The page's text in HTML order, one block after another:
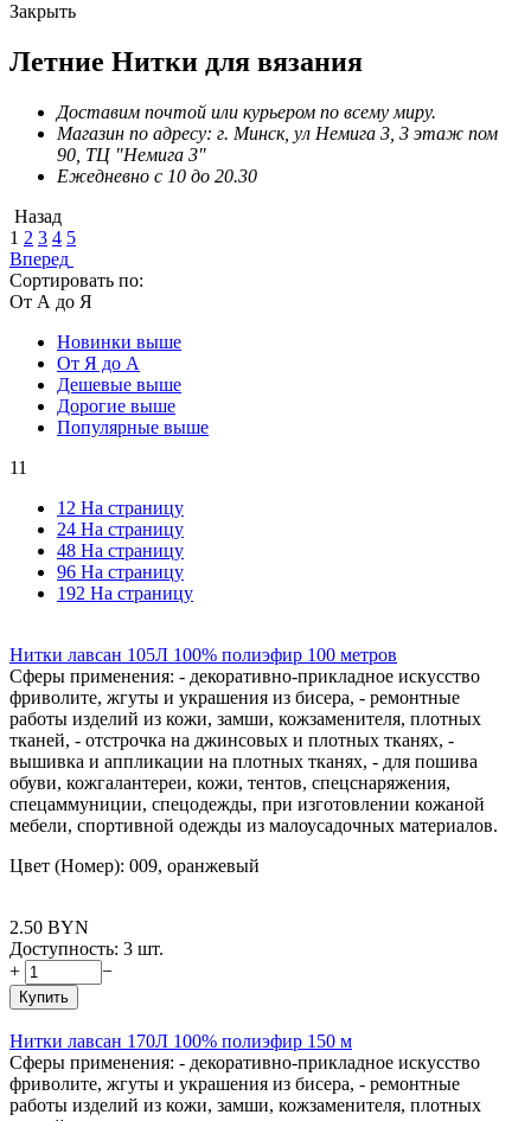
Закрыть
Летние Нитки для вязания
Доставим почтой или курьером по всему миру.
Магазин по адресу: г. Минск, ул Немига 3, 3 этаж пом
90, ТЦ "Немига 3"
Ежедневно с 10 до 20.30
Назад
1 2 3 4 5
Вперед
Сортировать по:
От А до Я
Новинки выше
От Я до А
Дешевые выше
Дорогие выше
Популярные выше
11
12 На страницу
24 На страницу
48 На страницу
96 На страницу
192 На страницу
Нитки лавсан 105Л 100% полиэфир 100 метров
Сферы применения: - декоративно-прикладное искусство
фриволите, жгуты и украшения из бисера, - ремонтные
работы изделий из кожи, замши, кожзаменителя, плотных
тканей, - отстрочка на джинсовых и плотных тканях, -
вышивка и аппликации на плотных тканях, - для пошива
обуви, кожгалантереи, кожи, тентов, спецснаряжения,
спецаммуниции, спецодежды, при изготовлении кожаной
мебели, спортивной одежды из малоусадочных материалов.
Цвет (Номер): 009, оранжевый
2.50 BYN
Доступность: 3 шт.
+
−
Купить
Нитки лавсан 170Л 100% полиэфир 150 м
Сферы применения: - декоративно-прикладное искусство
фриволите, жгуты и украшения из бисера, - ремонтные
работы изделий из кожи, замши, кожзаменителя, плотных